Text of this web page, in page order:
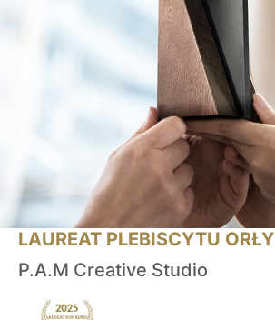
LAUREAT PLEBISCYTU ORŁY
P.A.M Creative Studio